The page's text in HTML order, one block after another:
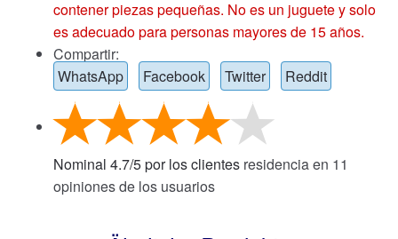
contener piezas pequeñas. No es un juguete y solo
es adecuado para personas mayores de 15 años.
Compartir:
WhatsApp
Facebook Twitter Reddit
Nominal 4.7/5por los clientes residencia en 11
opiniones de los usuarios